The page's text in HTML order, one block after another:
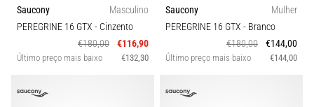
corretamente,
6. 8. 2026
8 minutos lendo
Saucony
Masculino
PEREGRINE 16 GTX - Cinzento
€180,00
€116,90
Último preço mais baixo €132,30
Saucony
Mulher
PEREGRINE 16 GTX - Branco
€180,00
€144,00
Último preço mais baixo €144,00